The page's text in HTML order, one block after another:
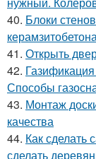
40. Блоки
41. Открыть
42.
Способы
43. Монтаж
качества
44. Как сделать
сделать